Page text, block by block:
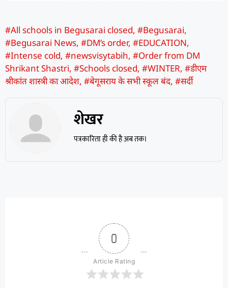
#All schools in Begusarai closed, #Begusarai,
#Begusarai News, #DM’s order, #EDUCATION,
#Intense cold, #newsvisytabih, #Order from DM
Shrikant Shastri, #Schools closed, #WINTER, #डीएम
श्रीकांत शास्त्री का आदेश, #बेगूसराय के सभी स्कूल बंद, #सर्दी
शेखर
पत्रकारिता ही की है अब तक।
0
Article Rating